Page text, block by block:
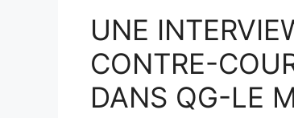
UNE
CONTRE-
DANS QG-LE